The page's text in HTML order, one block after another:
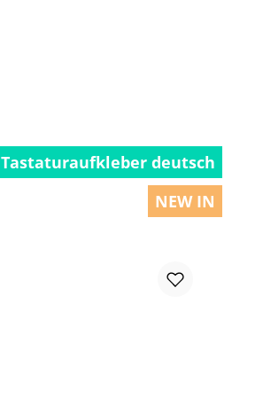
Tastaturaufkleber deutsch
NEW IN